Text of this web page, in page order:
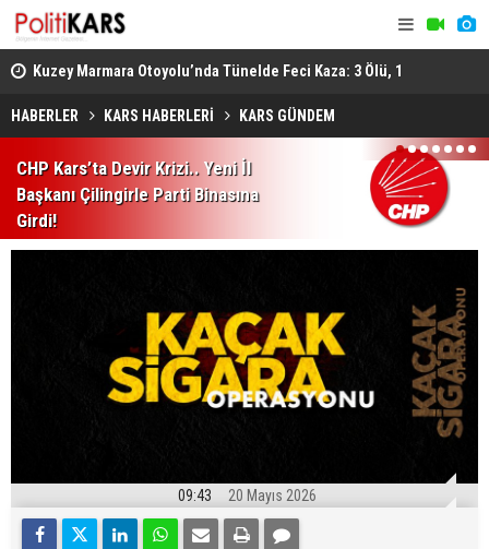
Kuzey Marmara Otoyolu’nda Tünelde Feci Kaza: 3 Ölü, 1
Ağır Yaralı
HABERLER KARS HABERLERİ KARS GÜNDEM
CHP Kars’ta Devir Krizi.. Yeni İl
Başkanı Çilingirle Parti Binasına
Girdi!
1 2 3 4 5 6 7
09:43 20 Mayıs 2026